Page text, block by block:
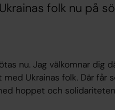
folk nu på
nu. Jag välkomnar dig
Ukrainas folk. Där får
hoppet och